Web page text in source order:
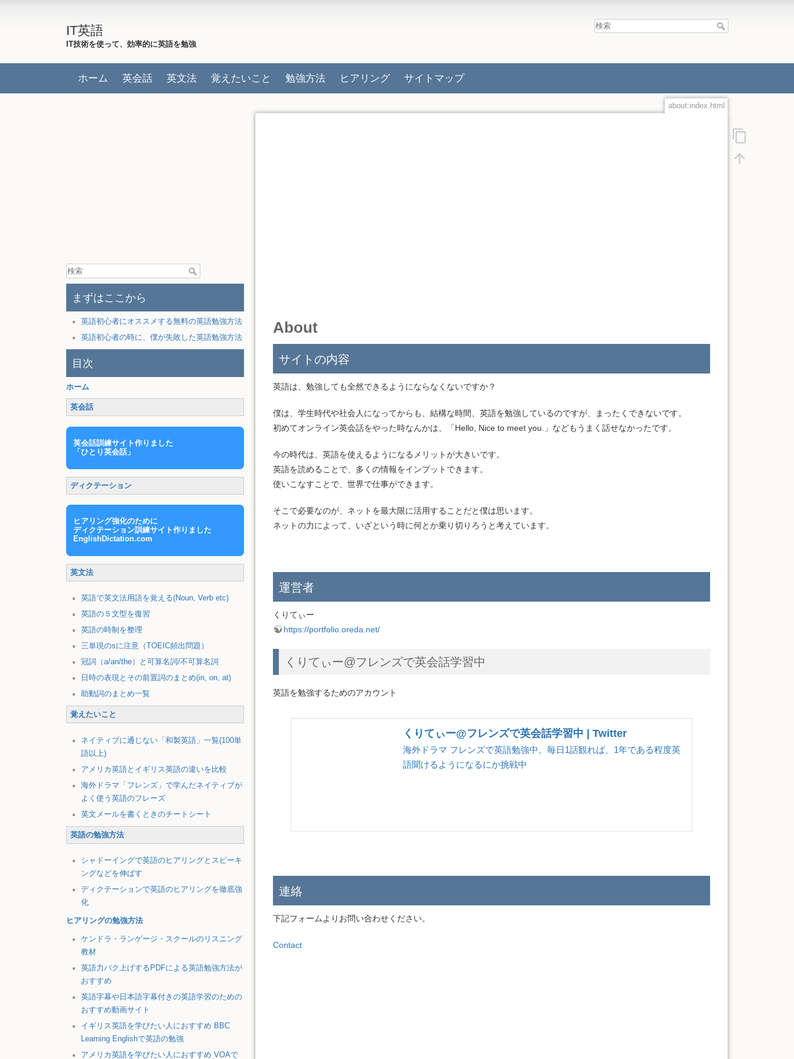
IT英語
IT技術を使って、効率的に英語を勉強
ホーム 英会話 英文法 覚えたいこと 勉強方法 ヒアリング サイトマップ
まずはここから
英語初心者にオススメする無料の英語勉強方法
英語初心者の時に、僕が失敗した英語勉強方法
目次
ホーム
英会話
英会話訓練サイト作りました
「ひとり英会話」
ディクテーション
ヒアリング強化のために
ディクテーション訓練サイト作りました
EnglishDictation.com
英文法
英語で英文法用語を覚える(Noun, Verb etc)
英語の５文型を復習
英語の時制を整理
三単現のsに注意（TOEIC頻出問題）
冠詞（a/an/the）と可算名詞/不可算名詞
日時の表現とその前置詞のまとめ(in, on, at)
助動詞のまとめ一覧
覚えたいこと
ネイティブに通じない「和製英語」一覧(100単
語以上)
アメリカ英語とイギリス英語の違いを比較
海外ドラマ「フレンズ」で学んだネイティブが
よく使う英語のフレーズ
英文メールを書くときのチートシート
英語の勉強方法
シャドーイングで英語のヒアリングとスピーキ
ングなどを伸ばす
ディクテーションで英語のヒアリングを徹底強
化
ヒアリングの勉強方法
ケンドラ・ランゲージ・スクールのリスニング
教材
英語力バク上げするPDFによる英語勉強方法が
おすすめ
英語字幕や日本語字幕付きの英語学習のための
おすすめ動画サイト
イギリス英語を学びたい人におすすめ BBC
Learning Englishで英語の勉強
アメリカ英語を学びたい人におすすめ VOAで
about:index.html
About
サイトの内容
英語は、勉強しても全然できるようにならなくないですか？
僕は、学生時代や社会人になってからも、結構な時間、英語を勉強しているのですが、まったくできないです。
初めてオンライン英会話をやった時なんかは、「Hello, Nice to meet you.」などもうまく話せなかったです。
今の時代は、英語を使えるようになるメリットが大きいです。
英語を読めることで、多くの情報をインプットできます。
使いこなすことで、世界で仕事ができます。
そこで必要なのが、ネットを最大限に活用することだと僕は思います。
ネットの力によって、いざという時に何とか乗り切りろうと考えています。
運営者
くりてぃー
https://portfolio.oreda.net/
くりてぃー@フレンズで英会話学習中
英語を勉強するためのアカウント
くりてぃー@フレンズで英会話学習中 | Twitter
海外ドラマ フレンズで英語勉強中。毎日1話観れば、1年である程度英
語聞けるようになるにか挑戦中
連絡
下記フォームよりお問い合わせください。
Contact